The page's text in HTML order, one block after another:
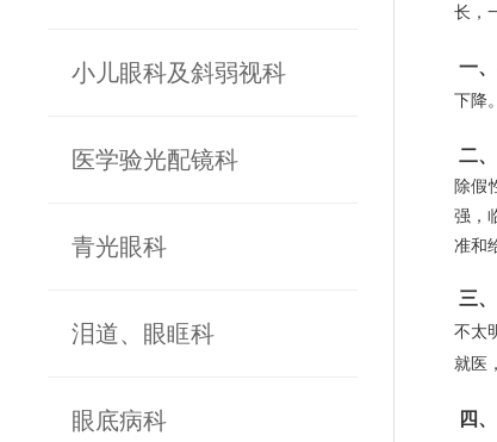
小儿眼科及斜弱视科
医学验光配镜科
青光眼科
泪道、眼眶科
眼底病科
长，
一
下降
二
除假
强，
准和
三
不太
就医
四